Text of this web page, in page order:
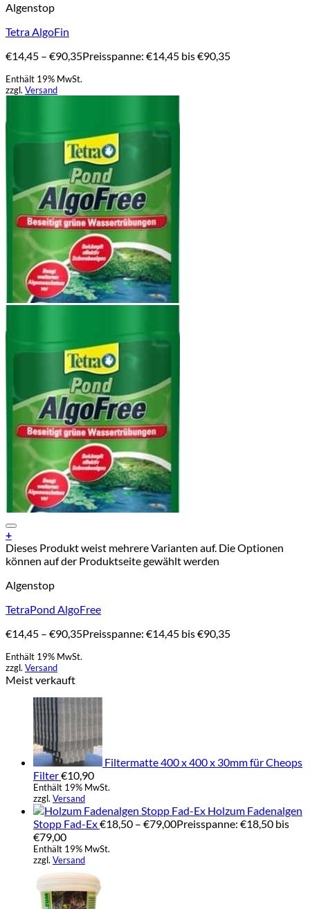
Algenstop
Tetra AlgoFin
€14,45 – €90,35Preisspanne: €14,45 bis €90,35
Enthält 19% MwSt.
zzgl. Versand
+
Dieses Produkt weist mehrere Varianten auf. Die Optionen
können auf der Produktseite gewählt werden
Algenstop
TetraPond AlgoFree
€14,45 – €90,35Preisspanne: €14,45 bis €90,35
Enthält 19% MwSt.
zzgl. Versand
Meist verkauft
Filtermatte 400 x 400 x 30mm für Cheops
Filter€10,90
Enthält 19% MwSt.
zzgl. Versand
Holzum Fadenalgen
Stopp Fad-Ex€18,50 – €79,00Preisspanne: €18,50 bis
€79,00
Enthält 19% MwSt.
zzgl. Versand